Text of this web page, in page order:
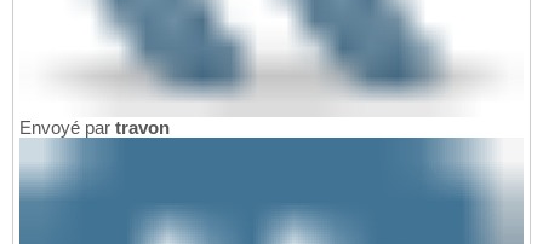
Envoyé par travon